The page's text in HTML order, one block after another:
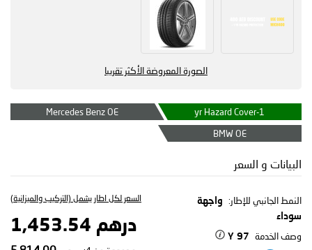
الصورة المعروضة الأكثر تقريبا
1-yr Hazard Cover
Mercedes Benz OE
BMW OE
البيانات و السعر
النمط الجانبي للإطار:
واجهة
سوداء
وصف الخدمة 97 Y
السعر لكل اطار يشمل (التركيب والميزانية)
درهم 1,453.54